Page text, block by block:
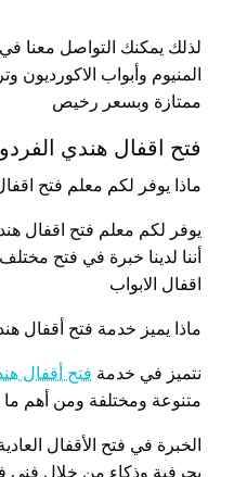
لذلك يمكنك التواصل معنا
المنيوم وأبواب
ممتازة وبسعر رخيص
فتح اقفال هندي
ماذا يوفر لكم معلم فتح
يوفر لكم معلم فتح اقفال
أننا لدينا خبرة في فتح
اقفال الابواب
ماذا يميز خدمة فتح أقفال
نتميز في خدمة فتح أقفال
متنوعة ومختلفة ومن أهم ما
الخبرة في فتح الأقفال
بحرفية وذكاء من خلال فني